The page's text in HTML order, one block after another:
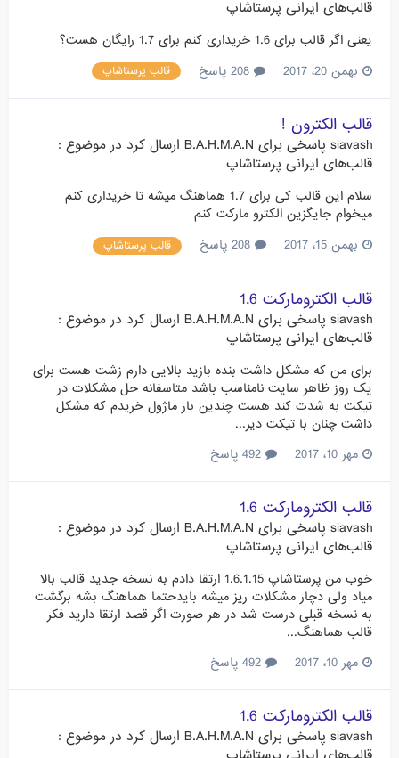
قالب‌های ایرانی پرستاشاپ
یعنی اگر قالب برای 1.6 خریداری کنم برای 1.7 رایگان هست؟
بهمن 20، 2017
قالب پرستاشاپ
قالب الکترون !
siavash پاسخی برای B.A.H.M.A.N ارسال کرد در موضوع :
قالب‌های ایرانی پرستاشاپ
سلام این قالب کی برای 1.7 هماهنگ میشه تا خریداری کنم
میخوام جایگزین الکترو مارکت کنم
بهمن 15، 2017
قالب پرستاشاپ
قالب الکترومارکت 1.6
siavash پاسخی برای B.A.H.M.A.N ارسال کرد در موضوع :
قالب‌های ایرانی پرستاشاپ
برای من که مشکل داشت بنده بازید بالایی دارم زشت هست برای
یک روز ظاهر سایت نامناسب باشد متاسفانه حل مشکلات در
تیکت به شدت کند هست چندین بار ماژول خریدم که مشکل
داشت چنان با تیکت دیر...
مهر 10، 2017
قالب الکترومارکت 1.6
siavash پاسخی برای B.A.H.M.A.N ارسال کرد در موضوع :
قالب‌های ایرانی پرستاشاپ
خوب من پرستاشاپ 1.6.1.15 ارتقا دادم به نسخه جدید قالب بالا
میاد ولی دچار مشکلات ریز میشه بایدحتما هماهنگ بشه برگشت
به نسخه قبلی درست شد در هر صورت اگر قصد ارتقا دارید فکر
قالب هماهنگ...
مهر 10، 2017
قالب الکترومارکت 1.6
siavash پاسخی برای B.A.H.M.A.N ارسال کرد در موضوع :